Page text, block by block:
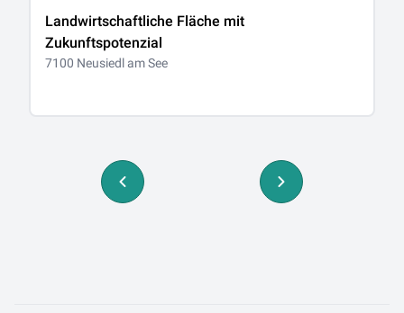
Landwirtschaftliche Fläche mit
Zukunftspotenzial
7100 Neusiedl am See